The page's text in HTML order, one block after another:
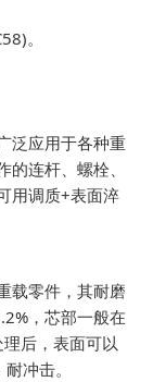
。
泛应用于各种重
连杆、螺栓、
用调质+表面淬
载零件，其耐磨
，芯部一般在
后，表面可以
冲击。